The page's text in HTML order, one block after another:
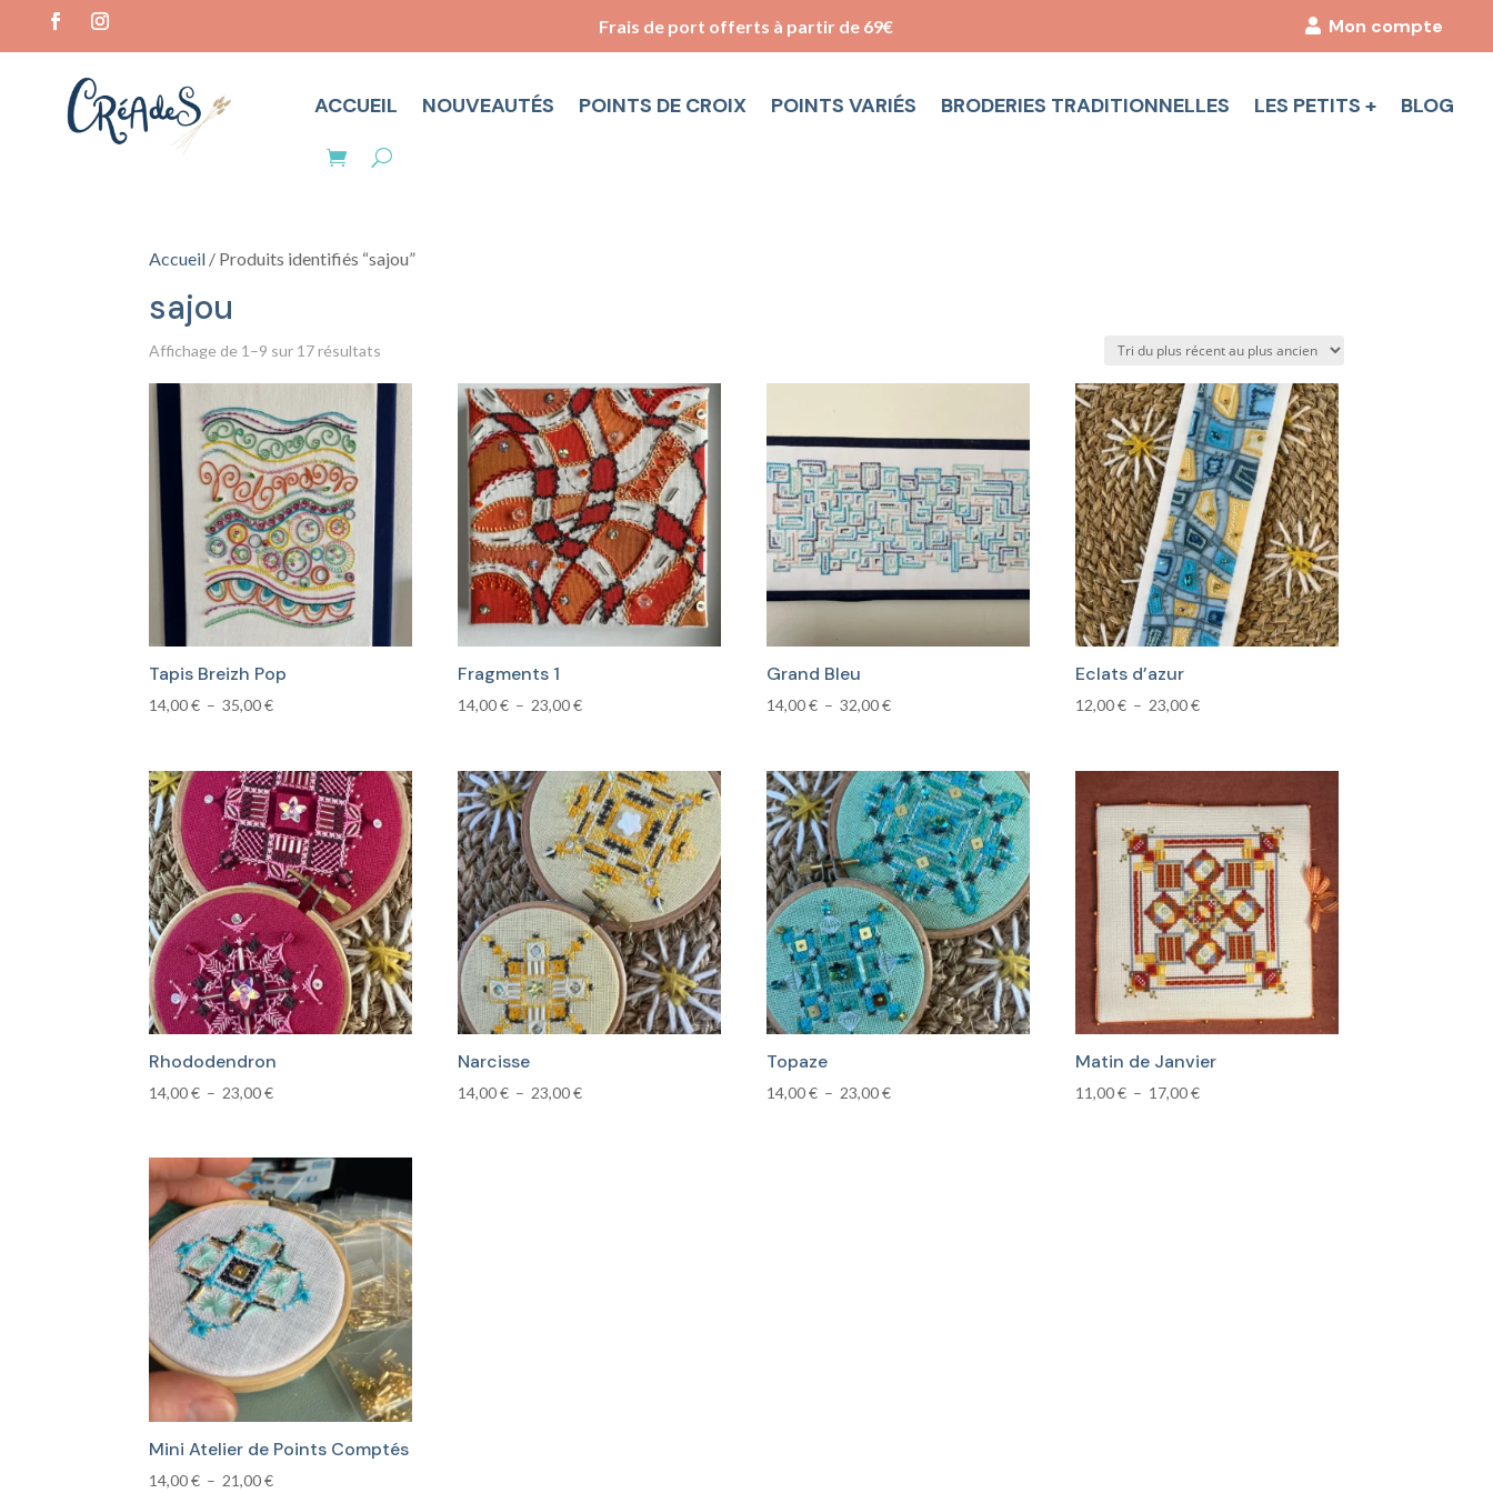
Frais de port offerts à partir de 69€ Mon compte
ACCUEIL NOUVEAUTÉS POINTS DE CROIX POINTS VARIÉS BRODERIES TRADITIONNELLES LES PETITS + BLOG
Accueil / Produits identifiés “sajou”
sajou
Affichage de 1–9 sur 17 résultats
du
plus
au
plus
Tapis Breizh Pop
14,00€ – 35,00€Plage
14,00 €
à
35,00 €
Fragments 1
14,00€ – 23,00€Plage
14,00 €
à
23,00 €
Grand Bleu
14,00€ – 32,00€Plage
14,00 €
à
32,00 €
Eclats d’azur
12,00€ – 23,00€Plage
à
23,00 €
Rhododendron
14,00€ – 23,00€Plage
14,00 €
à
23,00 €
Narcisse
14,00€ – 23,00€Plage
Topaze
14,00€ – 23,00€Plage
Matin de Janvier
11,00€ – 17,00€Plage
Mini Atelier de Points Comptés
14,00€ – 21,00€Plage